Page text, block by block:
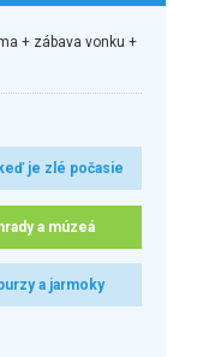
+ zábava vonku +
keď je zlé počasie
hrady a múzeá
burzy a jarmoky